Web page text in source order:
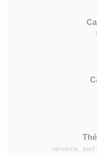
verveine, earl